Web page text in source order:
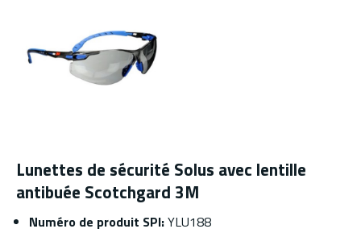
Lunettes de sécurité Solus avec lentille
antibuée Scotchgard 3M
Numéro de produit SPI:YLU188